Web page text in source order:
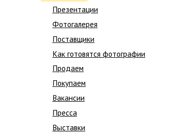
Презентации
Фотогалерея
Поставщики
Как готовятся фотографии
Продаем
Покупаем
Вакансии
Пресса
Выставки